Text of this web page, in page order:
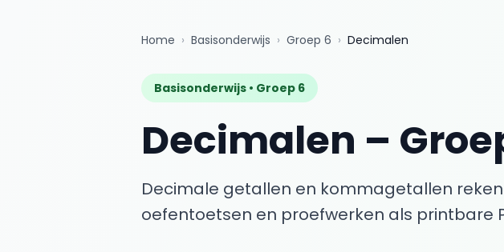
Home › Basisonderwijs › Groep 6 › Decimalen
Basisonderwijs • Groep 6
Decimalen –
Decimale getallen en kommagetallen
oefentoetsen en proefwerken als printbare